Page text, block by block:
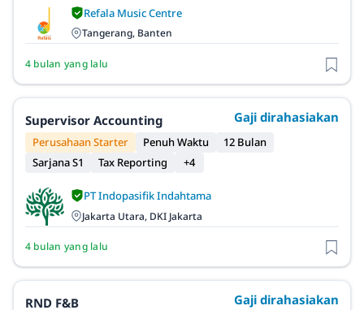
Refala Music Centre
Tangerang, Banten
4 bulan yang lalu
Supervisor Accounting Gaji dirahasiakan
Perusahaan Starter Penuh Waktu
12 Bulan
Sarjana S1
Tax Reporting +4
PT Indopasifik Indahtama
Jakarta Utara, DKI Jakarta
4 bulan yang lalu
RND F&B Gaji dirahasiakan